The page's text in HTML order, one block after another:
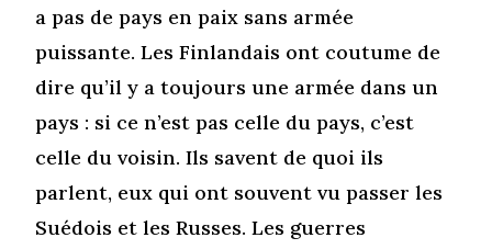
a pas de pays en paix sans armée
puissante. Les Finlandais ont coutume de
dire qu’il y a toujours une armée dans un
pays : si ce n’est pas celle du pays, c’est
celle du voisin. Ils savent de quoi ils
parlent, eux qui ont souvent vu passer les
Suédois et les Russes. Les guerres